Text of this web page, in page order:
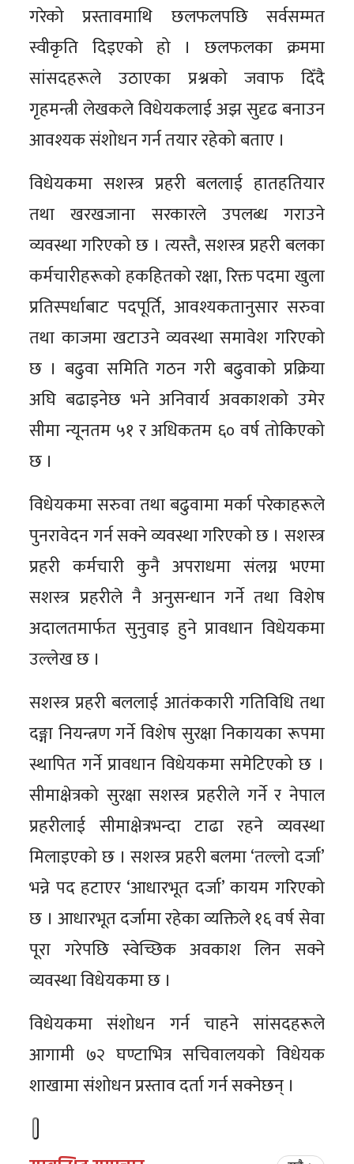
गरेको प्रस्तावमाथि छलफलपछि सर्वसम्मत
स्वीकृति दिइएको हो । छलफलका क्रममा
सांसदहरूले उठाएका प्रश्नको जवाफ दिँदै
गृहमन्त्री लेखकले विधेयकलाई अझ सुदृढ बनाउन
आवश्यक संशोधन गर्न तयार रहेको बताए ।
विधेयकमा सशस्त्र प्रहरी बललाई हातहतियार
तथा खरखजाना सरकारले उपलब्ध गराउने
व्यवस्था गरिएको छ । त्यस्तै, सशस्त्र प्रहरी बलका
कर्मचारीहरूको हकहितको रक्षा, रिक्त पदमा खुला
प्रतिस्पर्धाबाट पदपूर्ति, आवश्यकतानुसार सरुवा
तथा काजमा खटाउने व्यवस्था समावेश गरिएको
छ । बढुवा समिति गठन गरी बढुवाको प्रक्रिया
अघि बढाइनेछ भने अनिवार्य अवकाशको उमेर
सीमा न्यूनतम ५१ र अधिकतम ६० वर्ष तोकिएको
छ ।
विधेयकमा सरुवा तथा बढुवामा मर्का परेकाहरूले
पुनरावेदन गर्न सक्ने व्यवस्था गरिएको छ । सशस्त्र
प्रहरी कर्मचारी कुनै अपराधमा संलग्न भएमा
सशस्त्र प्रहरीले नै अनुसन्धान गर्ने तथा विशेष
अदालतमार्फत सुनुवाइ हुने प्रावधान विधेयकमा
उल्लेख छ ।
सशस्त्र प्रहरी बललाई आतंककारी गतिविधि तथा
दङ्गा नियन्त्रण गर्ने विशेष सुरक्षा निकायका रूपमा
स्थापित गर्ने प्रावधान विधेयकमा समेटिएको छ ।
सीमाक्षेत्रको सुरक्षा सशस्त्र प्रहरीले गर्ने र नेपाल
प्रहरीलाई सीमाक्षेत्रभन्दा टाढा रहने व्यवस्था
मिलाइएको छ । सशस्त्र प्रहरी बलमा ‘तल्लो दर्जा’
भन्ने पद हटाएर ‘आधारभूत दर्जा’ कायम गरिएको
छ । आधारभूत दर्जामा रहेका व्यक्तिले १६ वर्ष सेवा
पूरा गरेपछि स्वेच्छिक अवकाश लिन सक्ने
व्यवस्था विधेयकमा छ ।
विधेयकमा संशोधन गर्न चाहने सांसदहरूले
आगामी ७२ घण्टाभित्र सचिवालयको विधेयक
शाखामा संशोधन प्रस्ताव दर्ता गर्न सक्नेछन् ।